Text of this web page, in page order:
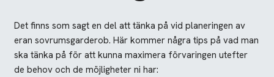
Det finns som sagt en del att tänka på vid planeringen av
eran sovrumsgarderob. Här kommer några tips på vad man
ska tänka på för att kunna maximera förvaringen utefter
de behov och de möjligheter ni har: